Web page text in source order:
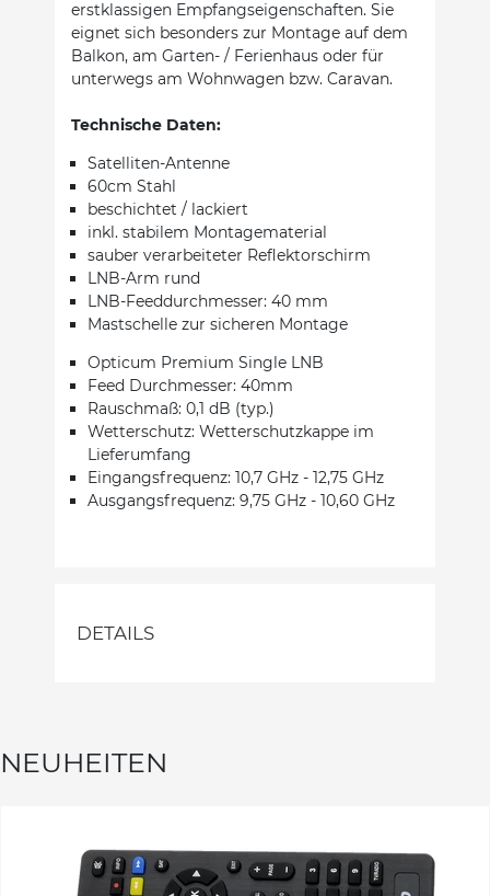
erstklassigen Empfangseigenschaften. Sie
eignet sich besonders zur Montage auf dem
Balkon, am Garten- / Ferienhaus oder für
unterwegs am Wohnwagen bzw. Caravan.
Technische Daten:
Satelliten-Antenne
60cm Stahl
beschichtet / lackiert
inkl. stabilem Montagematerial
sauber verarbeiteter Reflektorschirm
LNB-Arm rund
LNB-Feeddurchmesser: 40 mm
Mastschelle zur sicheren Montage
Opticum Premium Single LNB
Feed Durchmesser: 40mm
Rauschmaß: 0,1 dB (typ.)
Wetterschutz: Wetterschutzkappe im
Lieferumfang
Eingangsfrequenz: 10,7 GHz - 12,75 GHz
Ausgangsfrequenz: 9,75 GHz - 10,60 GHz
DETAILS
NEUHEITEN